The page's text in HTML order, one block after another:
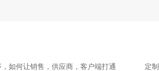
，如何让销售，供应商，客户端打通 定